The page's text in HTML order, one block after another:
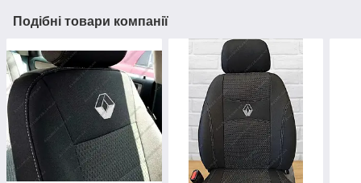
Подібні товари компанії